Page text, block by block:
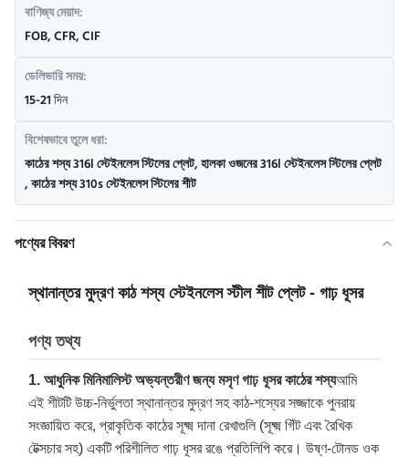
বাণিজ্য মেয়াদ:
FOB, CFR, CIF
ডেলিভারি সময়:
15-21 দিন
বিশেষভাবে তুলে ধরা:
কাঠের শস্য 316l স্টেইনলেস স্টিলের প্লেট,হালকা ওজনের 316l স্টেইনলেস স্টিলের প্লেট
,কাঠের শস্য 310s স্টেইনলেস স্টিলের শীট
পণ্যের বিবরণ
স্থানান্তর মুদ্রণ কাঠ শস্য স্টেইনলেস স্টীল শীট প্লেট - গাঢ় ধূসর
পণ্য তথ্য
1. আধুনিক মিনিমালিস্ট অভ্যন্তরীণ জন্য মসৃণ গাঢ় ধূসর কাঠের শস্যআমি
এই শীটটি উচ্চ-নির্ভুলতা স্থানান্তর মুদ্রণ সহ কাঠ-শস্যের সজ্জাকে পুনরায়
সংজ্ঞায়িত করে, প্রাকৃতিক কাঠের সূক্ষ্ম দানা রেখাগুলি (সূক্ষ্ম গিঁট এবং রৈখিক
টেক্সচার সহ) একটি পরিশীলিত গাঢ় ধূসর রঙে প্রতিলিপি করে। উষ্ণ-টোনড ওক